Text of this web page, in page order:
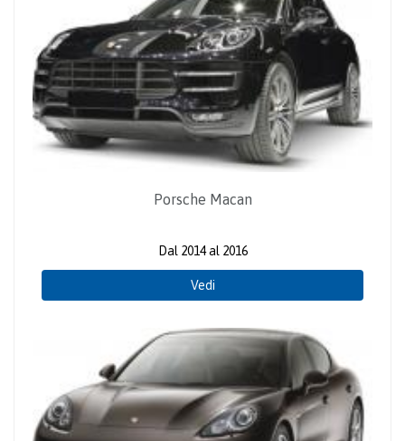
Porsche Macan
Dal 2014 al 2016
Vedi